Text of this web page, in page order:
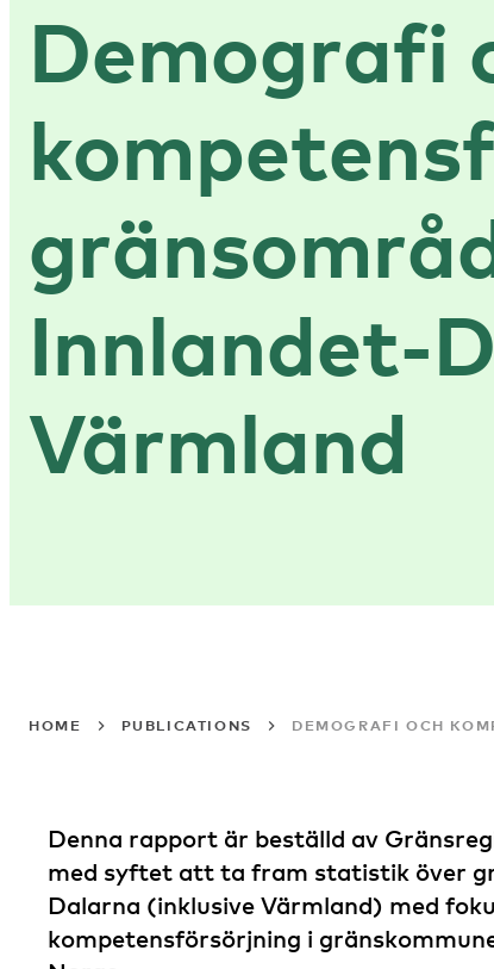
Demografi
Innlandet-
Värmland
HOME PUBLICATIONS DEMOGRAFI OCH
Denna rapport är beställd av
med syftet att ta fram statistik över
Dalarna (inklusive Värmland) med
kompetensförsörjning i